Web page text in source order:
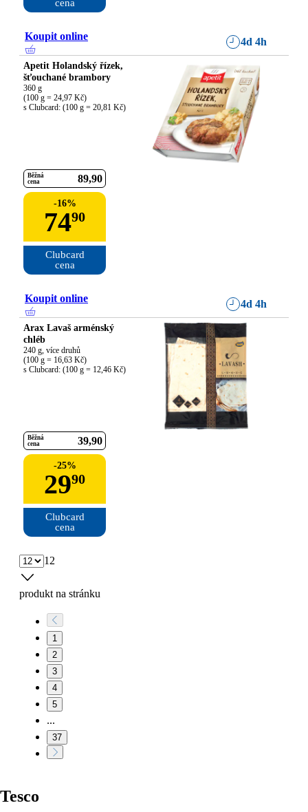
cena
Koupit online 4d 4h
Apetit Holandský řízek,
šťouchané brambory
360 g
(100 g = 24,97 Kč)
s Clubcard: (100 g = 20,81 Kč)
Běžná
cena
89 90
-16%
7490
Clubcard
cena
Koupit online 4d 4h
Arax Lavaš arménský
chléb
240 g, více druhů
(100 g = 16,63 Kč)
s Clubcard: (100 g = 12,46 Kč)
Běžná
cena
39 90
-25%
2990
Clubcard
cena
12
produkt na stránku
1
2
3
4
5
...
37
Tesco